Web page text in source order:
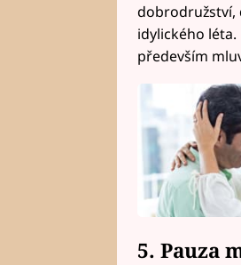
dobrodružství,
idylického
především
5. Pauza